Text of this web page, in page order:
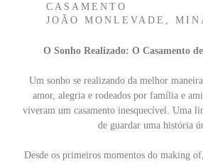
CASAMENTO
JOÃO MONLEVADE,
O Sonho Realizado: O Casamento
Um sonho se realizando da melhor
amor, alegria e rodeados por família e
viveram um casamento inesquecível. Uma
de guardar uma história
Desde os primeiros momentos do making